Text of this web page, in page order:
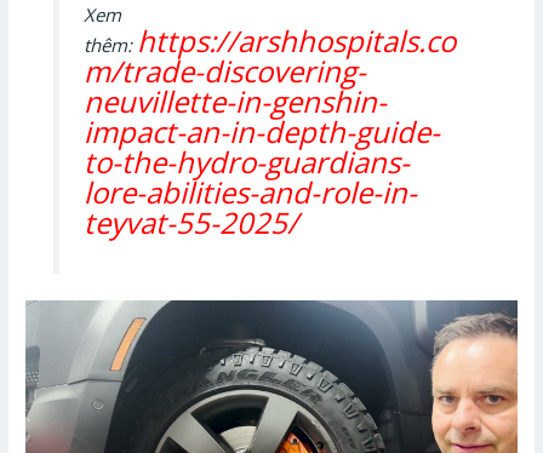
Xem
thêm: https://arshhospitals.co
m/trade-discovering-
neuvillette-in-genshin-
impact-an-in-depth-guide-
to-the-hydro-guardians-
lore-abilities-and-role-in-
teyvat-55-2025/